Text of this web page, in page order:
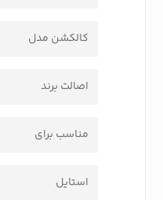
کالکشن مدل
اصالت برند
مناسب برای
استایل